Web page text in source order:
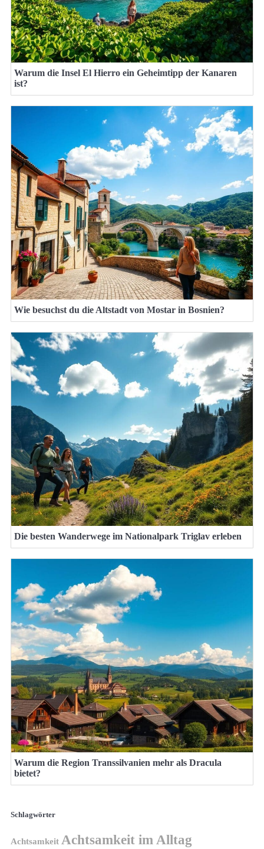
Warum die Insel El Hierro ein Geheimtipp der Kanaren
ist?
Wie besuchst du die Altstadt von Mostar in Bosnien?
Die besten Wanderwege im Nationalpark Triglav erleben
Warum die Region Transsilvanien mehr als Dracula
bietet?
Schlagwörter
Achtsamkeit Achtsamkeit im Alltag